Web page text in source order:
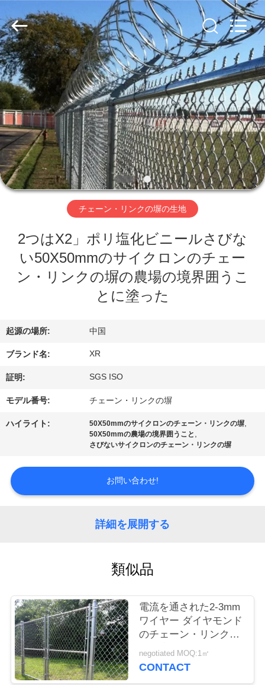
家
プ
ロ
ダ
ク
い
て
工
場
行
私
達
に
2020
-
2026
AN
PING
XI
RUN
METAL
MESH
CO.,LTD.
All
Rights
Reserved.
チェーン・リンクの塀の生地
2つはX2」ポリ塩化ビニールさびな
い50X50mmのサイクロンのチェー
ン・リンクの塀の農場の境界囲うこ
とに塗った
起源の場所: 中国
ブランド名: XR
証明: SGS ISO
モデル番号: チェーン・リンクの塀
ハイライト: 50X50mmのサイクロンのチェーン・リンクの塀,
50X50mmの農場の境界囲うこと ,
さびないサイクロンのチェーン・リンクの塀
お問い合わせ!
詳細を展開する
類似品
電流を通された2-3mm
ワイヤー ダイヤモンド
のチェーン・リンクの
塀の腐食防止
negotiated MOQ:1㎡
CONTACT